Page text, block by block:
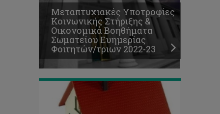
Mεταπτυχιακές Υποτροφίες
Κοινωνικής Στήριξης &
Οικονομικά Βοηθήματα
Σωματείου Ευημερίας
Φοιτητών/τριων 2022-23
Καταβολή
επιδόματος
ενοικίου
σε
δικαιούχους
φοιτητές/
τριες